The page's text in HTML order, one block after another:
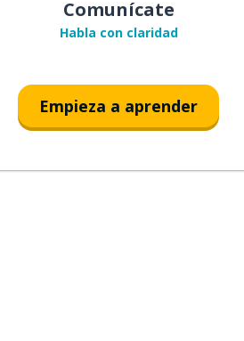
Comunícate
Habla con claridad
Empieza a aprender